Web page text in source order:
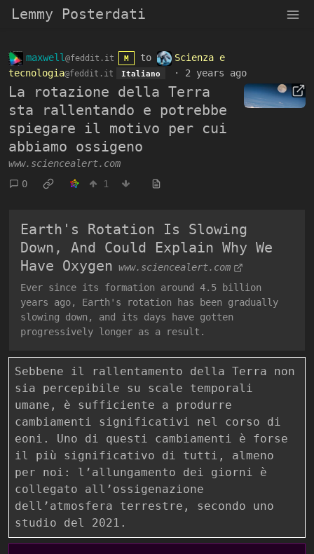
Lemmy Posterdati
maxwell @feddit.it M to
Scienza e
tecnologia@feddit.it Italiano · 2 years ago
La rotazione della Terra
sta rallentando e potrebbe
spiegare il motivo per cui
abbiamo ossigeno
www.sciencealert.com
0
1
Earth's Rotation Is Slowing
Down, And Could Explain Why We
Have Oxygen www.sciencealert.com
Ever since its formation around 4.5 billion
years ago, Earth's rotation has been gradually
slowing down, and its days have gotten
progressively longer as a result.
Sebbene il rallentamento della Terra non
sia percepibile su scale temporali
umane, è sufficiente a produrre
cambiamenti significativi nel corso di
eoni. Uno di questi cambiamenti è forse
il più significativo di tutti, almeno
per noi: l’allungamento dei giorni è
collegato all’ossigenazione
dell’atmosfera terrestre, secondo uno
studio del 2021.